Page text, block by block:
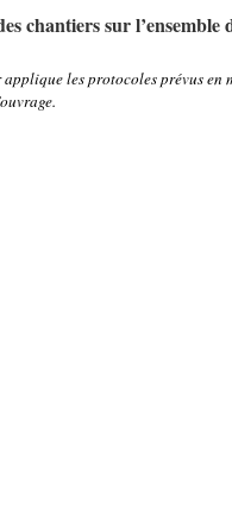
chantiers sur
les protocoles prévus en